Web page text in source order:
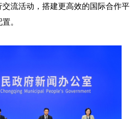
流活动，搭建更高效的国际合作平
。